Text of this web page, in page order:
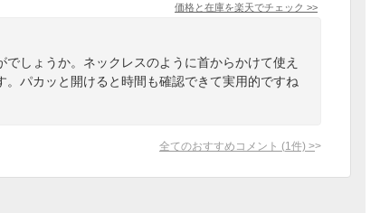
価格と在庫を楽天でチェック >>
しょうか。ネックレスのように首からかけて使え
。パカッと開けると時間も確認できて実用的ですね
全てのおすすめコメント (1 件) >